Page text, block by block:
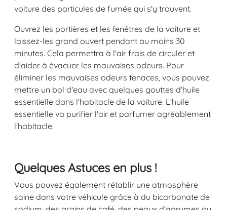
voiture des particules de fumée qui s'y trouvent.
Ouvrez les portières et les fenêtres de la voiture et
laissez-les grand ouvert pendant au moins 30
minutes. Cela permettra à l'air frais de circuler et
d'aider à évacuer les mauvaises odeurs. Pour
éliminer les mauvaises odeurs tenaces, vous pouvez
mettre un bol d'eau avec quelques gouttes d'huile
essentielle dans l'habitacle de la voiture. L'huile
essentielle va purifier l'air et parfumer agréablement
l'habitacle.
Quelques Astuces en plus !
Vous pouvez également rétablir une atmosphère
saine dans votre véhicule grâce à du bicarbonate de